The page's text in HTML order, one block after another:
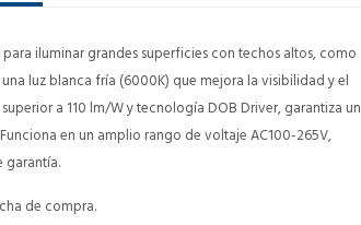
iluminar grandes superficies con techos altos, como
luz blanca fría (6000K) que mejora la visibilidad y el
a 110 lm/W y tecnología DOB Driver, garantiza un
en un amplio rango de voltaje AC100-265V,
garantía.
de compra.